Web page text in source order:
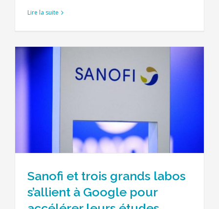
Lire la suite
Sanofi et trois grands labos
s’allient à Google pour